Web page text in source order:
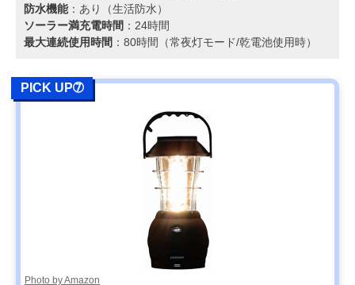
防水機能：あり（生活防水）
ソーラー満充電時間 ：24時間
最大連続使用時間 ：80時間（常夜灯モード/乾電池使用時）
PICK UP➆
Photo by Amazon